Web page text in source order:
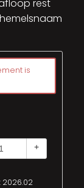
rest
is
+
2026.02